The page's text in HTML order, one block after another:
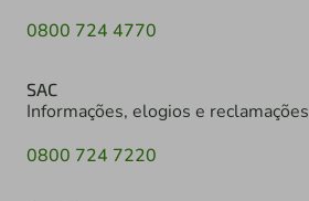
0800 724 4770
SAC
Informações, elogios e reclamações
0800 724 7220